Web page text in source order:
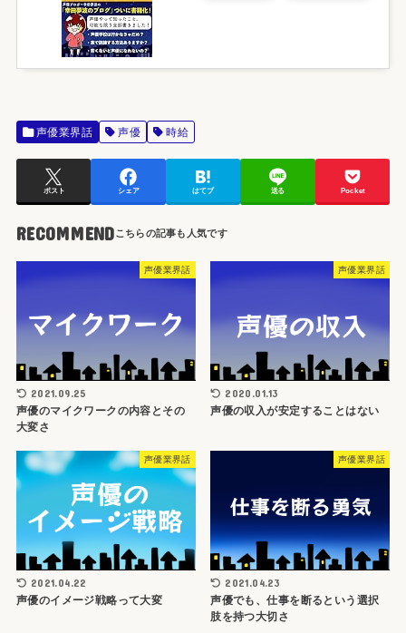
声優業界話 声優 時給
ポスト シェア はてブ 送る Pocket
RECOMMEND
声優業界話
2021.09.25
声優のマイクワークの内容とその
大変さ
声優業界話
2020.01.13
声優の収入が安定することはない
声優業界話
2021.04.22
声優のイメージ戦略って大変
声優業界話
2021.04.23
声優でも、仕事を断るという選択
肢を持つ大切さ